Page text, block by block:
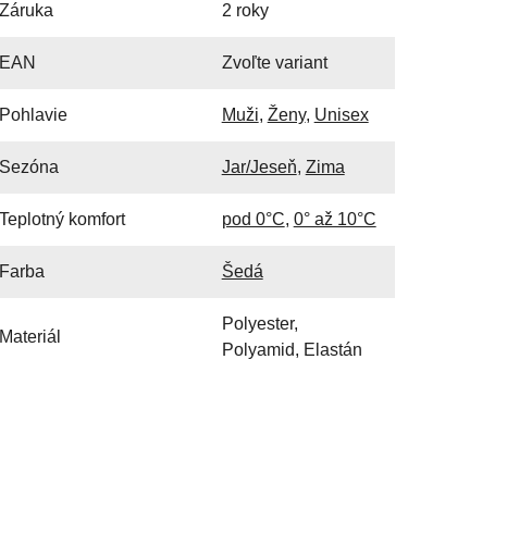
Záruka 2 roky
EAN Zvoľte variant
Pohlavie Muži, Ženy, Unisex
Sezóna Jar/Jeseň, Zima
Teplotný komfort pod 0°C, 0° až 10°C
Farba Šedá
Materiál
Polyester,
Polyamid, Elastán